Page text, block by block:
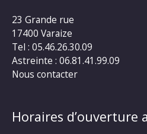
23 Grande rue
17400 Varaize
Tel : 05.46.26.30.09
Astreinte : 06.81.41.99.09
Nous contacter
Horaires d’ouverture